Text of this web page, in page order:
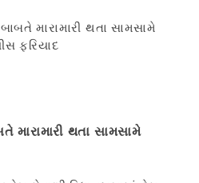
મારામારી થતા સામસામે